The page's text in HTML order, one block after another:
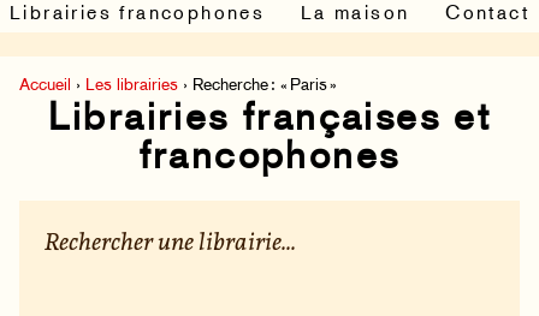
Librairies francophones
La maison Contact
Accueil › Les librairies › Recherche : « Paris »
Librairies françaises et
francophones
Rechercher une librairie...